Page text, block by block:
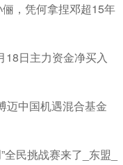
，凭何拿捏邓超15年
18日主力资金净买入
迈中国机遇混合基金
民挑战赛来了_东盟_